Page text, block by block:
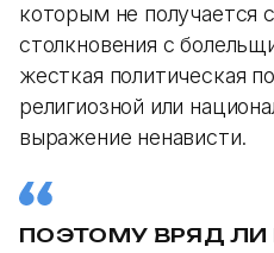
которым не получается
столкновения с
жесткая политическая
религиозной или
выражение ненависти.
ПОЭТОМУ ВРЯД